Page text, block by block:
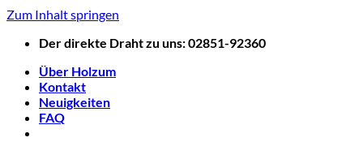
Zum Inhalt springen
Der direkte Draht zu uns: 02851-92360
Über Holzum
Kontakt
Neuigkeiten
FAQ